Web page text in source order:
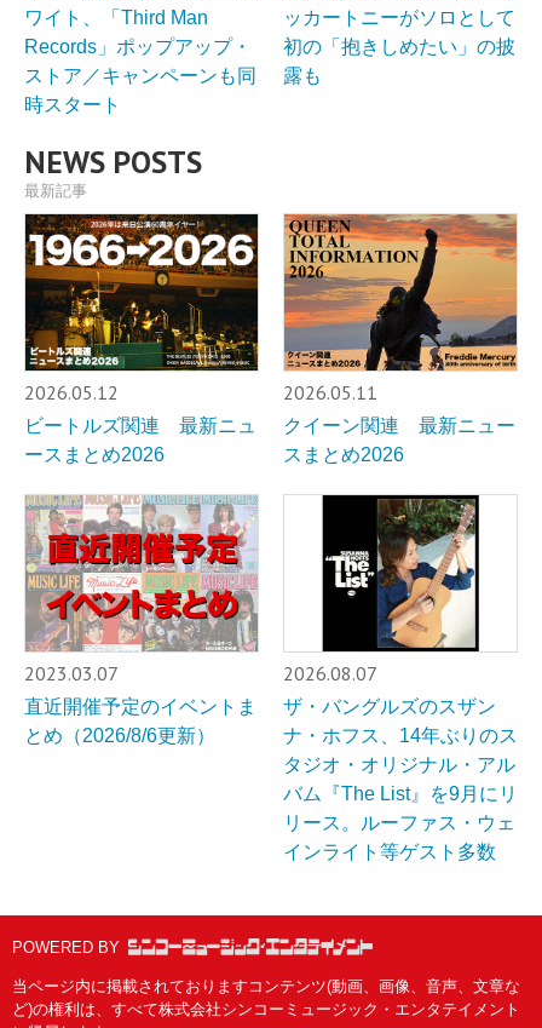
ワイト、「Third Man
Records」ポップアップ・
ストア／キャンペーンも同
時スタート
ッカートニーがソロとして
初の「抱きしめたい」の披
露も
NEWS POSTS
最新記事
2026.05.12
ビートルズ関連 最新ニュ
ースまとめ2026
2026.05.11
クイーン関連 最新ニュー
スまとめ2026
2023.03.07
直近開催予定のイベントま
とめ（2026/8/6更新）
2026.08.07
ザ・バングルズのスザン
ナ・ホフス、14年ぶりのス
タジオ・オリジナル・アル
バム『The List』を9月にリ
リース。ルーファス・ウェ
インライト等ゲスト多数
POWERED BY
当ページ内に掲載されておりますコンテンツ(動画、画像、音声、文章な
ど)の権利は、すべて株式会社シンコーミュージック・エンタテイメント